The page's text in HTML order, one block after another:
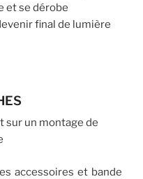
et se dérobe
final de lumière
sur un montage de
accessoires et bande